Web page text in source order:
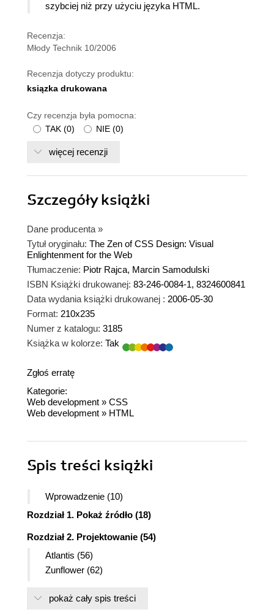
szybciej niż przy użyciu języka HTML.
Recenzja:
Młody Technik 10/2006
Recenzja dotyczy produktu:
ksiązka drukowana
Czy recenzja była pomocna:
TAK (0) NIE (0)
więcej recenzji
Szczegółyksiążki
Dane producenta »
Tytuł oryginału: The Zen of CSS Design: Visual
Enlightenment for the Web
Tłumaczenie: Piotr Rajca, Marcin Samodulski
ISBN Książki drukowanej: 83-246-0084-1, 8324600841
Data wydania książki drukowanej : 2006-05-30
Format: 210x235
Numer z katalogu: 3185
Książka w kolorze: Tak
Zgłoś erratę
Kategorie:
Web development » CSS
Web development » HTML
Spis treści książki
Wprowadzenie (10)
Rozdział 1. Pokaż źródło (18)
Rozdział 2. Projektowanie (54)
Atlantis (56)
Zunflower (62)
viridity (74)
pokaż cały spis treści